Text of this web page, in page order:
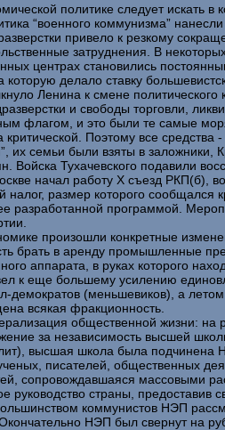
политике следует искать
“военного коммунизма”
привело к резкому
затруднения. В
центрах становились
делало ставку
Ленина к смене
и свободы торговли,
флагом, и это были те самые
критической. Поэтому все
их семьи были взяты в
Войска Тухачевского подавили
начал работу X съезд
налог, размер которого
разработанной программой.
произошли конкретные
брать в аренду промышленные
аппарата, в руках которого
к еще большему усилению
демократов (меньшевиков), а
всякая фракционность.
общественной жизни: на
за независимость высшей
высшая школа была
писателей, общественных
сопровождавшаяся массовыми
руководство страны, предоставив
коммунистов НЭП
НЭП был свернут на